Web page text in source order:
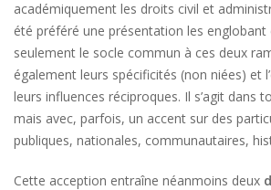
académiquement les droits civil et
été préféré une présentation les
seulement le socle commun à ces deux
également leurs spécificités (non niées) et
leurs influences réciproques. Il s’agit dans
mais avec, parfois, un accent sur des
publiques, nationales, communautaires,
Cette acception entraîne néanmoins deux